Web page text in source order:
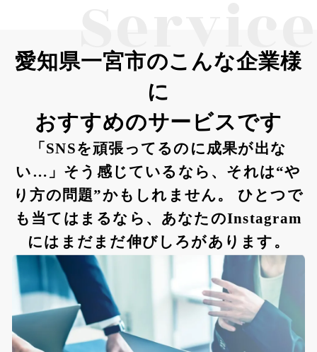
Service
愛知県一宮市のこんな企業様
に
おすすめのサービスです
「SNSを頑張ってるのに成果が出な
い…」そう感じているなら、それは“や
り方の問題”かもしれません。 ひとつで
も当てはまるなら、あなたのInstagram
にはまだまだ伸びしろがあります。